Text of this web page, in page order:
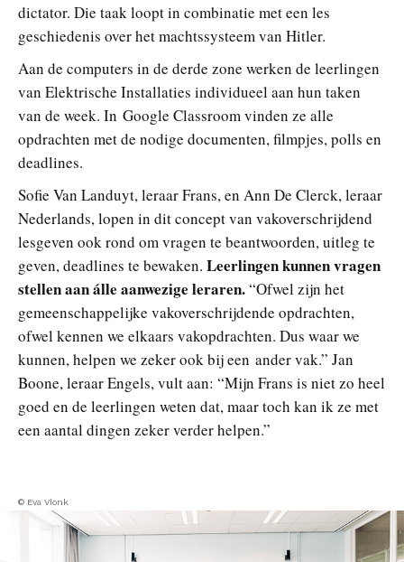
dictator. Die taak loopt in combinatie met een les
geschiedenis over het machtssysteem van Hitler.
Aan de computers in de derde zone werken de leerlingen
van Elektrische Installaties individueel aan hun taken
van de week. In Google Classroom vinden ze alle
opdrachten met de nodige documenten, filmpjes, polls en
deadlines.
Sofie Van Landuyt, leraar Frans, en Ann De Clerck, leraar
Nederlands, lopen in dit concept van vakoverschrijdend
lesgeven ook rond om vragen te beantwoorden, uitleg te
geven, deadlines te bewaken. Leerlingen kunnen vragen
stellen aan álle aanwezige leraren.“Ofwel zijn het
gemeenschappelijke vakoverschrijdende opdrachten,
ofwel kennen we elkaars vakopdrachten. Dus waar we
kunnen, helpen we zeker ook bij een ander vak.” Jan
Boone, leraar Engels, vult aan: “Mijn Frans is niet zo heel
goed en de leerlingen weten dat, maar toch kan ik ze met
een aantal dingen zeker verder helpen.”
© Eva Vlonk